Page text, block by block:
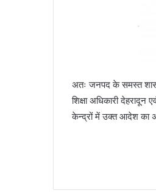
अतः जनपद के समस्त
शिक्षा अधिकारी
केन्द्रों में उक्त आदेश का